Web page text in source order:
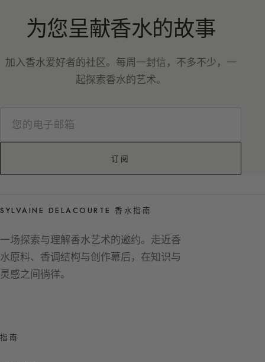
为您呈献香水的故事
加入香水爱好者的社区。每周一封信，不多不少，一
起探索香水的艺术。
订阅
SYLVAINE DELACOURTE 香水指南
一场探索与理解香水艺术的邀约。走近香
水原料、香调结构与创作幕后，在知识与
灵感之间徜徉。
指南